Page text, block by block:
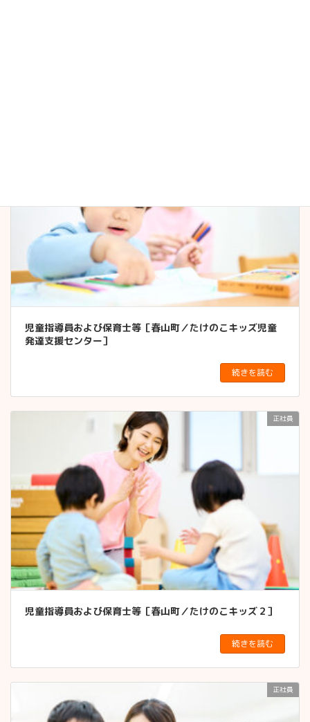
児童指導員および保育士等［春山町／たけのこキッズ児童
発達支援センター］
続きを読む
正社員
児童指導員および保育士等［春山町／たけのこキッズ２］
続きを読む
正社員